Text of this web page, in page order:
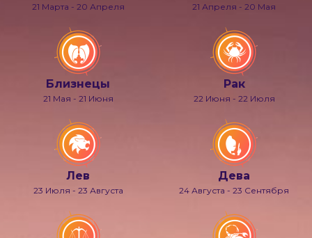
21 Марта - 20 Апреля 21 Апреля - 20 Мая
Близнецы
21 Мая - 21 Июня
Рак
22 Июня - 22 Июля
Лев
23 Июля - 23 Августа
Дева
24 Августа - 23 Сентября